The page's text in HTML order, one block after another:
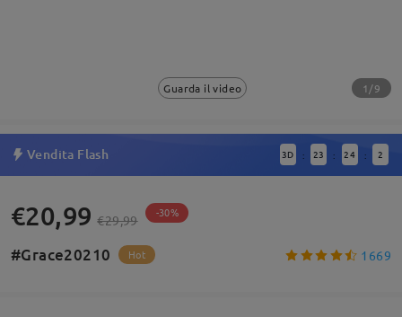
Guarda il video 1/9
Vendita Flash 3D : 23 : 24 : 1
€20,99 €29,99 -30%
#Grace20210 Hot 1669